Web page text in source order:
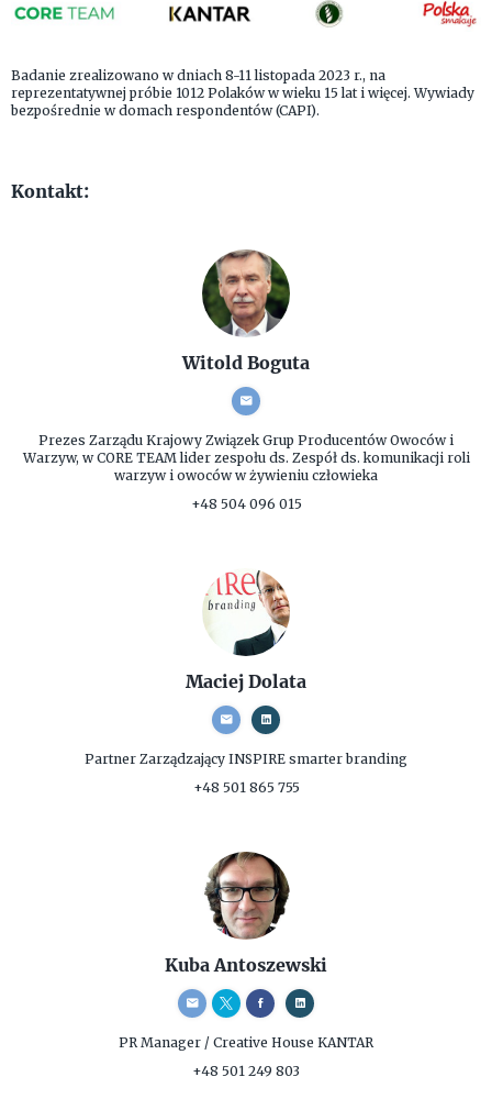
Badanie zrealizowano w dniach 8-11 listopada 2023 r., na
reprezentatywnej próbie 1012 Polaków w wieku 15 lat i więcej. Wywiady
bezpośrednie w domach respondentów (CAPI).
Kontakt:
Witold Boguta
Prezes Zarządu Krajowy Związek Grup Producentów Owoców i
Warzyw, w CORE TEAM lider zespołu ds. Zespół ds. komunikacji roli
warzyw i owoców w żywieniu człowieka
+48 504 096 015
Maciej Dolata
Partner Zarządzający INSPIRE smarter branding
+48 501 865 755
Kuba Antoszewski
PR Manager / Creative House KANTAR
+48 501 249 803